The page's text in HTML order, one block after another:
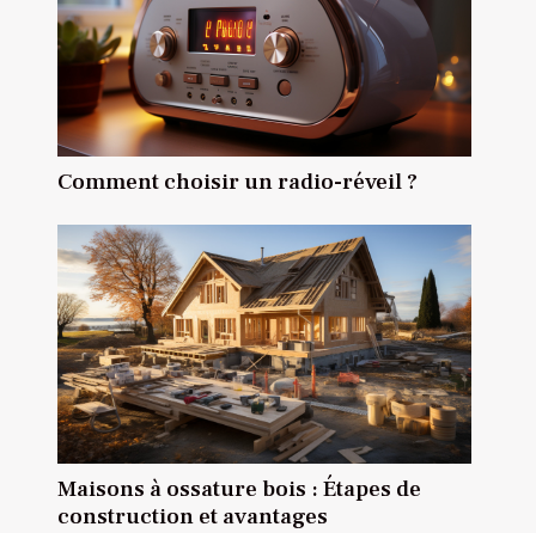
Comment choisir un radio-réveil ?
Maisons à ossature bois : Étapes de
construction et avantages